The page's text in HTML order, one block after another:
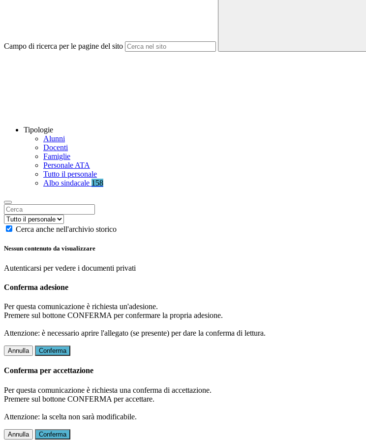
Campo di ricerca per le pagine del sito
Tipologie
Alunni
Docenti
Famiglie
Personale ATA
Tutto il personale
Albo sindacale 158
Cerca anche nell'archivio storico
Nessun contenuto da visualizzare
Autenticarsi per vedere i documenti privati
Conferma adesione
Per questa comunicazione è richiesta un'adesione.
Premere sul bottone CONFERMA per confermare la propria adesione.
Attenzione: è necessario aprire l'allegato (se presente) per dare la conferma di lettura.
Annulla Conferma
Conferma per accettazione
Per questa comunicazione è richiesta una conferma di accettazione.
Premere sul bottone CONFERMA per accettare.
Attenzione: la scelta non sarà modificabile.
Annulla Conferma